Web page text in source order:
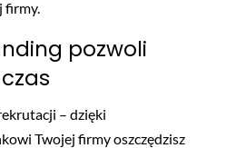
firmy.
pozwoli
– dzięki
Twojej firmy oszczędzisz